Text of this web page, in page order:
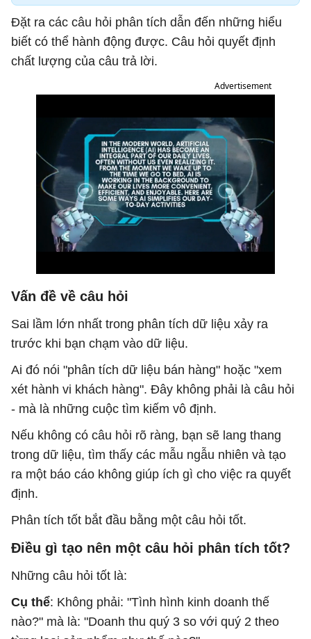
Đặt ra các câu hỏi phân tích dẫn đến những hiểu
biết có thể hành động được. Câu hỏi quyết định
chất lượng của câu trả lời.
Advertisement
Vấn đề về câu hỏi
Sai lầm lớn nhất trong phân tích dữ liệu xảy ra
trước khi bạn chạm vào dữ liệu.
Ai đó nói "phân tích dữ liệu bán hàng" hoặc "xem
xét hành vi khách hàng". Đây không phải là câu hỏi
- mà là những cuộc tìm kiếm vô định.
Nếu không có câu hỏi rõ ràng, bạn sẽ lang thang
trong dữ liệu, tìm thấy các mẫu ngẫu nhiên và tạo
ra một báo cáo không giúp ích gì cho việc ra quyết
định.
Phân tích tốt bắt đầu bằng một câu hỏi tốt.
Điều gì tạo nên một câu hỏi phân tích tốt?
Những câu hỏi tốt là:
Cụ thể: Không phải: "Tình hình kinh doanh thế
nào?" mà là: "Doanh thu quý 3 so với quý 2 theo